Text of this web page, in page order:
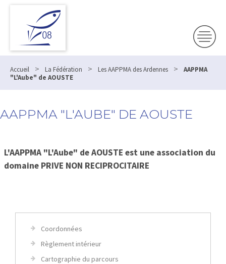
Accueil > La Fédération > Les AAPPMA des Ardennes >
AAPPMA
"L'Aube" de AOUSTE
AAPPMA "L'AUBE" DE AOUSTE
L'AAPPMA "L'Aube" de AOUSTE est une association du
domaine PRIVE NON RECIPROCITAIRE
Coordonnées
Règlement intérieur
Cartographie du parcours